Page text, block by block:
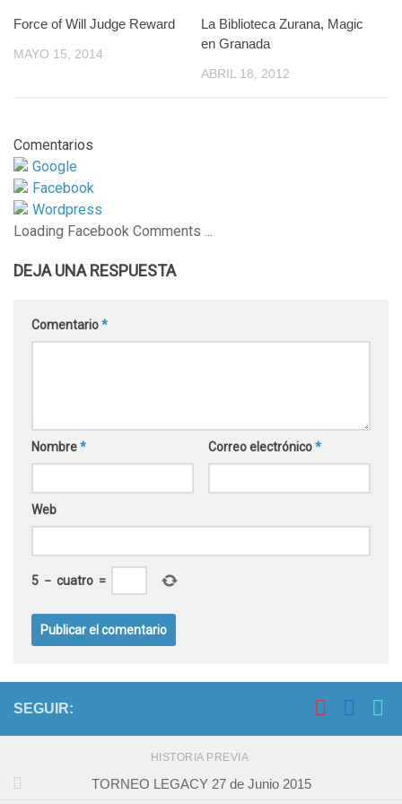
Force of Will Judge Reward
MAYO 15, 2014
La Biblioteca Zurana, Magic
en Granada
ABRIL 18, 2012
Comentarios
Google
Facebook
Wordpress
Loading Facebook Comments ...
DEJA UNA RESPUESTA
Comentario*
Nombre* Correo electrónico*
Web
5 − cuatro =
SEGUIR:
HISTORIA PREVIA
TORNEO LEGACY 27 de Junio 2015